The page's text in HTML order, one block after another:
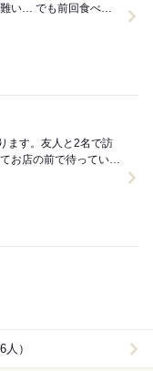
食べた
ます。友人と2名で訪
）